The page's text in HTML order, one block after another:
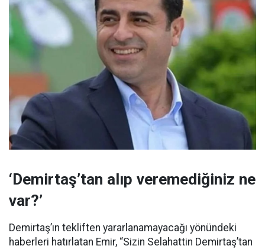
‘Demirtaş’tan alıp veremediğiniz ne
var?’
Demirtaş’ın tekliften yararlanamayacağı yönündeki
haberleri hatırlatan Emir, “Sizin Selahattin Demirtaş’tan